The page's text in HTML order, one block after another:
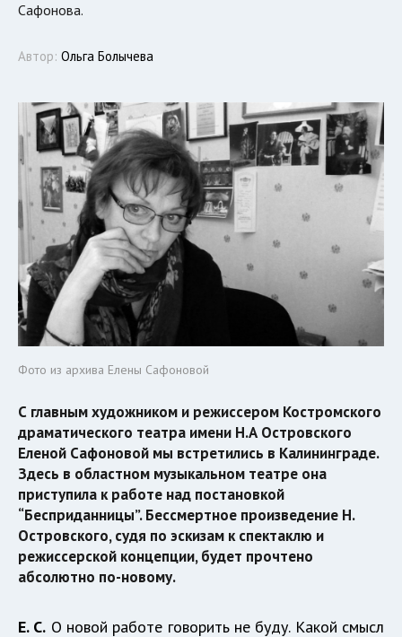
Сафонова.
Автор: Ольга Болычева
Фото из архива Елены Сафоновой
С главным художником и режиссером Костромского
драматического театра имени Н.А Островского
Еленой Сафоновой мы встретились в Калининграде.
Здесь в областном музыкальном театре она
приступила к работе над постановкой
“Бесприданницы”. Бессмертное произведение Н.
Островского, судя по эскизам к спектаклю и
режиссерской концепции, будет прочтено
абсолютно по-новому.
Е. С. О новой работе говорить не буду. Какой смысл